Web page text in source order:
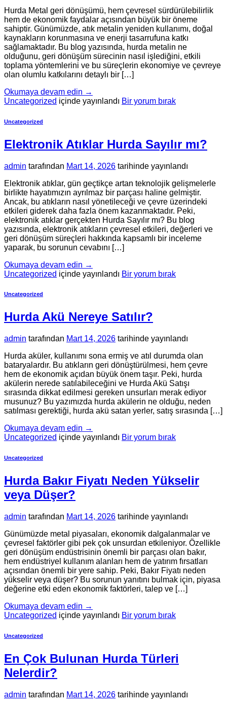
Hurda Metal geri dönüşümü, hem çevresel sürdürülebilirlik
hem de ekonomik faydalar açısından büyük bir öneme
sahiptir. Günümüzde, atık metalin yeniden kullanımı, doğal
kaynakların korunmasına ve enerji tasarrufuna katkı
sağlamaktadır. Bu blog yazısında, hurda metalin ne
olduğunu, geri dönüşüm sürecinin nasıl işlediğini, etkili
toplama yöntemlerini ve bu süreçlerin ekonomiye ve çevreye
olan olumlu katkılarını detaylı bir […]
Okumaya devam edin →
Uncategorized içinde yayınlandı Bir yorum bırak
Uncategorized
Elektronik Atıklar Hurda Sayılır mı?
admin tarafından Mart 14, 2026 tarihinde yayınlandı
Elektronik atıklar, gün geçtikçe artan teknolojik gelişmelerle
birlikte hayatımızın ayrılmaz bir parçası haline gelmiştir.
Ancak, bu atıkların nasıl yönetileceği ve çevre üzerindeki
etkileri giderek daha fazla önem kazanmaktadır. Peki,
elektronik atıklar gerçekten Hurda Sayılır mı? Bu blog
yazısında, elektronik atıkların çevresel etkileri, değerleri ve
geri dönüşüm süreçleri hakkında kapsamlı bir inceleme
yaparak, bu sorunun cevabını […]
Okumaya devam edin →
Uncategorized içinde yayınlandı Bir yorum bırak
Uncategorized
Hurda Akü Nereye Satılır?
admin tarafından Mart 14, 2026 tarihinde yayınlandı
Hurda aküler, kullanımı sona ermiş ve atıl durumda olan
bataryalardır. Bu atıkların geri dönüştürülmesi, hem çevre
hem de ekonomik açıdan büyük önem taşır. Peki, hurda
akülerin nerede satılabileceğini ve Hurda Akü Satışı
sırasında dikkat edilmesi gereken unsurları merak ediyor
musunuz? Bu yazımızda hurda akülerin ne olduğu, neden
satılması gerektiği, hurda akü satan yerler, satış sırasında […]
Okumaya devam edin →
Uncategorized içinde yayınlandı Bir yorum bırak
Uncategorized
Hurda Bakır Fiyatı Neden Yükselir
veya Düşer?
admin tarafından Mart 14, 2026 tarihinde yayınlandı
Günümüzde metal piyasaları, ekonomik dalgalanmalar ve
çevresel faktörler gibi pek çok unsurdan etkileniyor. Özellikle
geri dönüşüm endüstrisinin önemli bir parçası olan bakır,
hem endüstriyel kullanım alanları hem de yatırım fırsatları
açısından önemli bir yere sahip. Peki, Bakır Fiyatı neden
yükselir veya düşer? Bu sorunun yanıtını bulmak için, piyasa
değerine etki eden ekonomik faktörleri, talep ve […]
Okumaya devam edin →
Uncategorized içinde yayınlandı Bir yorum bırak
Uncategorized
En Çok Bulunan Hurda Türleri
Nelerdir?
admin tarafından Mart 14, 2026 tarihinde yayınlandı